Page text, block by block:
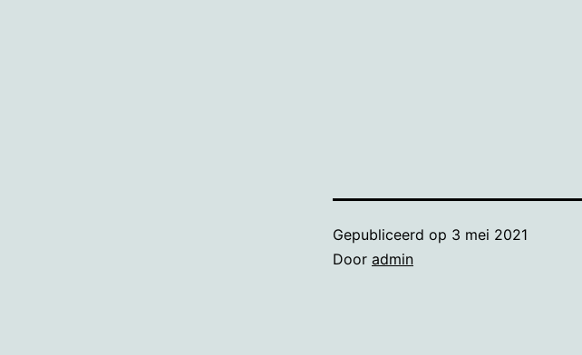
Gepubliceerd op 3 mei 2021
Door admin